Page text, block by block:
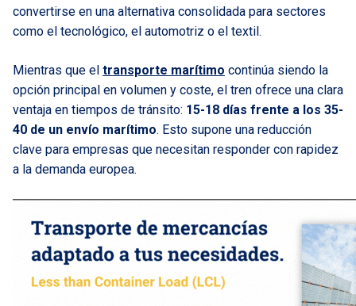
convertirse en una alternativa consolidada para sectores
como el tecnológico, el automotriz o el textil.
Mientras que el transporte marítimo continúa siendo la
opción principal en volumen y coste, el tren ofrece una clara
ventaja en tiempos de tránsito: 15-18 días frente a los 35-
40 de un envío marítimo. Esto supone una reducción
clave para empresas que necesitan responder con rapidez
a la demanda europea.